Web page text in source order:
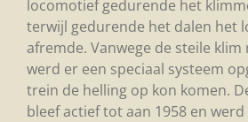
locomotief gedurende het
terwijl gedurende het dalen het
afremde. Vanwege de steile
werd er een speciaal systeem
trein de helling op kon komen.
bleef actief tot aan 1958 en